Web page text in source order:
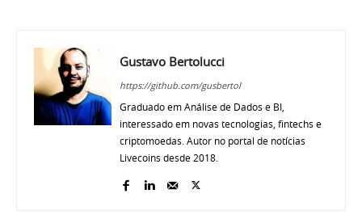
Gustavo Bertolucci
https://github.com/gusbertol
Graduado em Análise de Dados e BI,
interessado em novas tecnologias, fintechs e
criptomoedas. Autor no portal de notícias
Livecoins desde 2018.